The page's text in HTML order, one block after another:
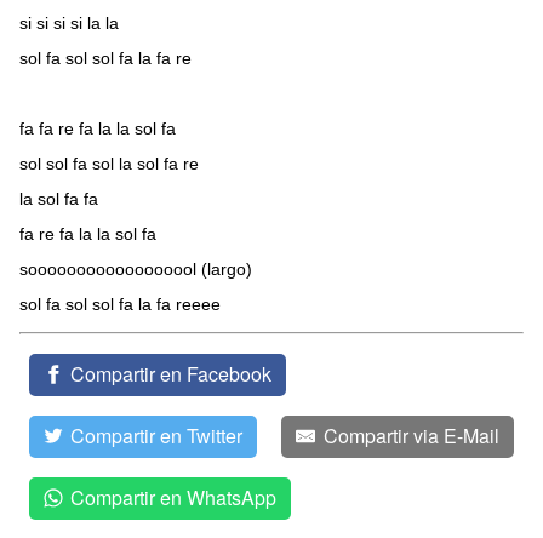
si si si si la la
sol fa sol sol fa la fa re
fa fa re fa la la sol fa
sol sol fa sol la sol fa re
la sol fa fa
fa re fa la la sol fa
soooooooooooooooool (largo)
sol fa sol sol fa la fa reeee
Compartir en Facebook
Compartir en Twitter Compartir via E-Mail
Compartir en WhatsApp